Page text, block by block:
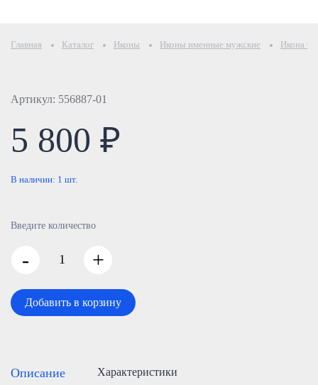
Главная Каталог Иконы Иконы именные мужские Икона
Артикул: 556887-01
5 800 ₽
В наличии: 1 шт.
Введите количество
- +
Добавить в корзину
Описание Характеристики